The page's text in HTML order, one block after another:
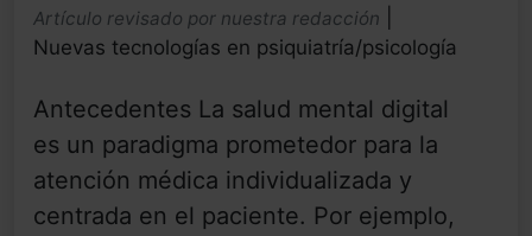
Artículo revisado por nuestra redacción
Nuevas tecnologías en psiquiatría/psicología
Antecedentes La salud mental digital
es un paradigma prometedor para la
atención médica individualizada y
centrada en el paciente. Por ejemplo,